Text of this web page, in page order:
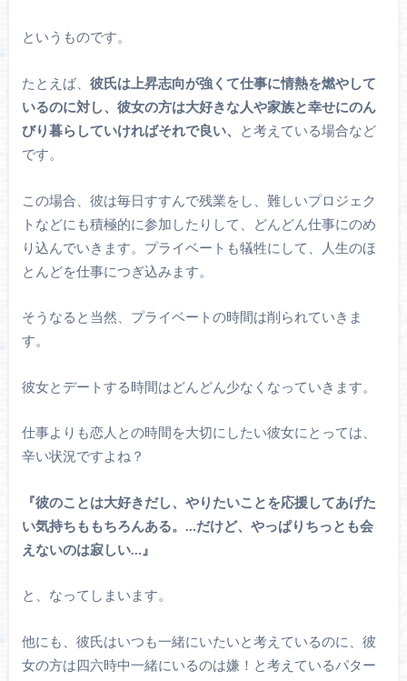
というものです。
たとえば、 彼氏は上昇志向が強くて仕事に情熱を燃やして
いるのに対し、彼女の方は大好きな人や家族と幸せにのん
びり暮らしていければそれで良い、
と考えている場合など
です。
この場合、彼は毎日すすんで残業をし、難しいプロジェク
トなどにも積極的に参加したりして、どんどん仕事にのめ
り込んでいきます。プライベートも犠牲にして、人生のほ
とんどを仕事につぎ込みます。
そうなると当然、プライベートの時間は削られていきま
す。
彼女とデートする時間はどんどん少なくなっていきます。
仕事よりも恋人との時間を大切にしたい彼女にとっては、
辛い状況ですよね？
『彼のことは大好きだし、やりたいことを応援してあげた
い気持ちももちろんある。…だけど、やっぱりちっとも会
えないのは寂しい…』
と、なってしまいます。
他にも、彼氏はいつも一緒にいたいと考えているのに、彼
女の方は四六時中一緒にいるのは嫌！と考えているパター